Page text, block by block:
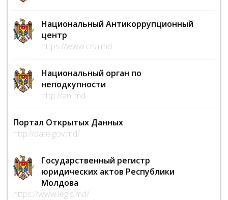
Национальный Антикоррупционный
центр
https://www.cna.md
Национальный орган по
неподкупности
http://ani.md
Портал Открытых Данных
http://date.gov.md/
Государственный регистр
юридических актов Республики
Молдова
https://www.legis.md/